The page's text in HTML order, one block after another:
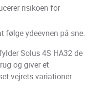
risikoen for
følge ydeevnen på sne.
Solus 4S HA32 de
og giver et
vejrets variationer.